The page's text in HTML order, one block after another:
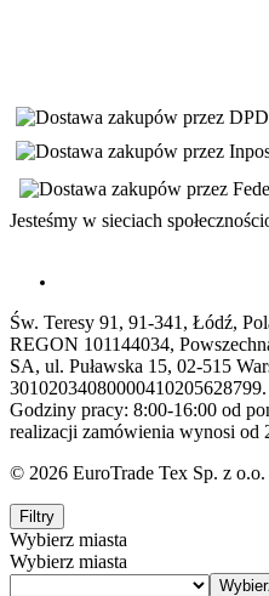
Jesteśmy w sieciach
Św. Teresy 91, 91-341, Łódź,
REGON 101144034,
SA, ul. Puławska 15, 02-515
30102034080000410205628799.
Godziny pracy: 8:00-16:00 od
realizacji zamówienia wynosi od
© 2026 EuroTrade Tex Sp. z o.o.
Filtry
Wybierz miasta
Wybierz miasta